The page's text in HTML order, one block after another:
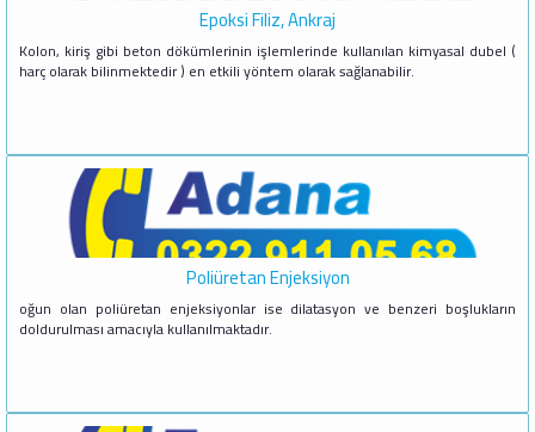
Epoksi Filiz, Ankraj
Kolon, kiriş gibi beton dökümlerinin işlemlerinde kullanılan kimyasal dubel (
harç olarak bilinmektedir ) en etkili yöntem olarak sağlanabilir.
Poliüretan Enjeksiyon
oğun olan poliüretan enjeksiyonlar ise dilatasyon ve benzeri boşlukların
doldurulması amacıyla kullanılmaktadır.